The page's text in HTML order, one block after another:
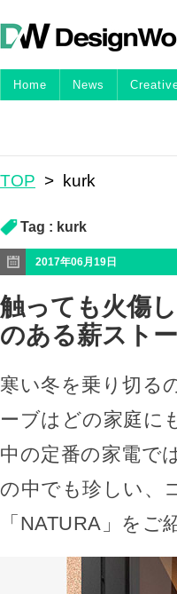
Home News
TOP > kurk
Tag : kurk
2017年06月19日
触っても火傷
のある薪スト
寒い冬を乗り切る
ーブはどの家庭に
中の定番の家電で
の中でも珍しい、
「NATURA」をご